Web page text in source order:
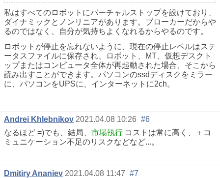
私はすべてのロボットにバーチャルストップを設けており、
ダイナミックとノンリニアがあります。ブローカーだからや
るのではなく、自分が気持ちよくなれるからやるのです。
ロボットが停止を忘れないように、現在の停止レベルはステ
ータスファイルに保存され、ロボット、MT、仮想デスクト
ップまたはコンピュータ全体が再起動された場合、そこから
読み出すことができます。パソコンのssdディスクをミラー
に、パソコンをUPSに、インターネットに2ch。
Andrei Khlebnikov 2021.04.08 10:26 #6
なるほど =)でも、結局、 市場執行 コストは常に高く、＋コ
ミュニケーション不足のリスクなどなど...。
Dmitiry Ananiev 2021.04.08 11:47 #7